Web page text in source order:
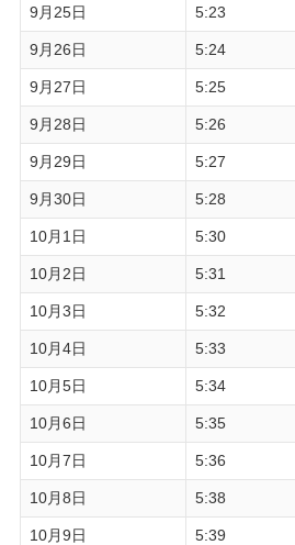
9月25日 5:23
9月26日 5:24
9月27日 5:25
9月28日 5:26
9月29日 5:27
9月30日 5:28
10月1日 5:30
10月2日 5:31
10月3日 5:32
10月4日 5:33
10月5日 5:34
10月6日 5:35
10月7日 5:36
10月8日 5:38
10月9日 5:39